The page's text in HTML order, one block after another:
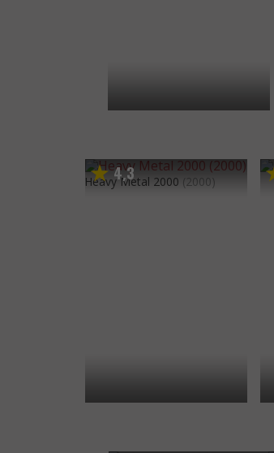
4,3
Heavy Metal 2000 (2000)